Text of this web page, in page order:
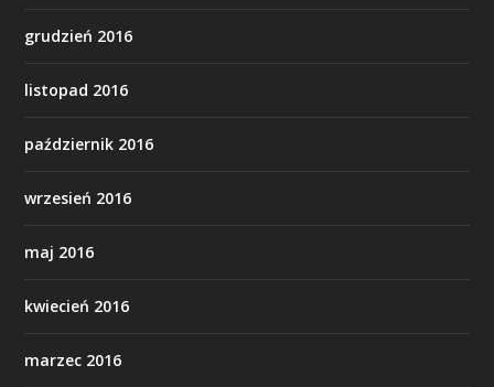
grudzień 2016
listopad 2016
październik 2016
wrzesień 2016
maj 2016
kwiecień 2016
marzec 2016